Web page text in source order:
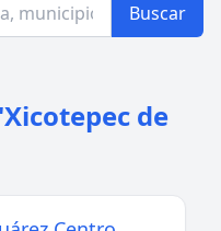
Buscar
de